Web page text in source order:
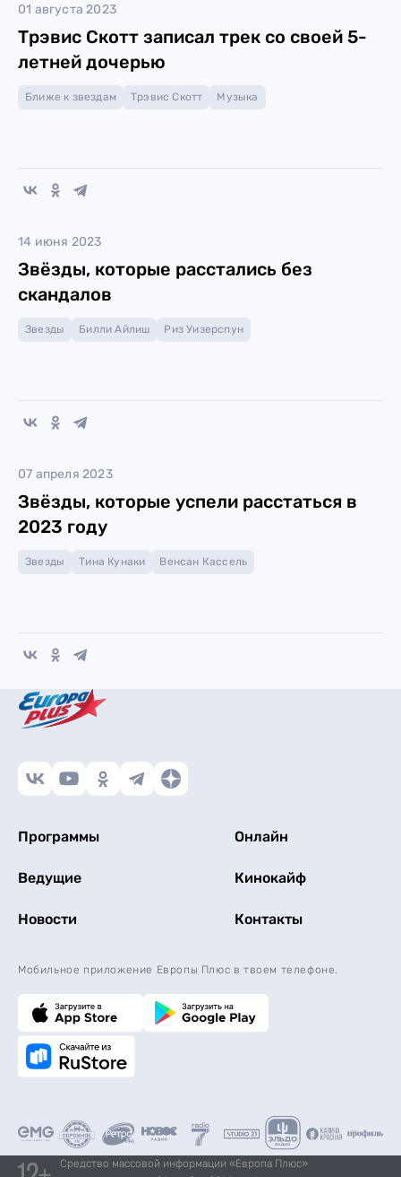
01 августа 2023
Трэвис Скотт записал трек со своей 5-
летней дочерью
Ближе к звездам Трэвис Скотт Музыка
14 июня 2023
Звёзды, которые расстались без
скандалов
Звезды Билли Айлиш Риз Уизерспун
07 апреля 2023
Звёзды, которые успели расстаться в
2023 году
Звезды Тина Кунаки Венсан Кассель
Программы Онлайн
Ведущие Кинокайф
Новости Контакты
Мобильное приложение Европы Плюс в твоем телефоне.
Средство массовой информации «Европа Плюс»